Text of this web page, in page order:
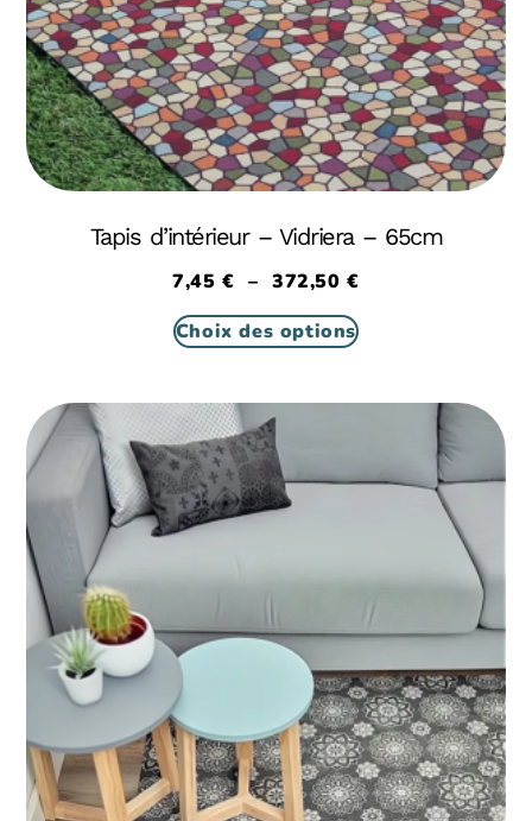
Tapis d’intérieur – Vidriera – 65cm
7,45€ – 372,50€
Choix des options